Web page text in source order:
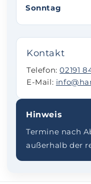
Sonntag
Kontakt
Telefon:02191
E-Mail:
Hinweis
Termine nach
außerhalb der